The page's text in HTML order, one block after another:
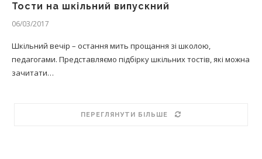
Тости на шкільний випускний
06/03/2017
Шкільний вечір – остання мить прощання зі школою,
педагогами. Представляємо підбірку шкільних тостів, які можна
зачитати…
ПЕРЕГЛЯНУТИ БІЛЬШЕ